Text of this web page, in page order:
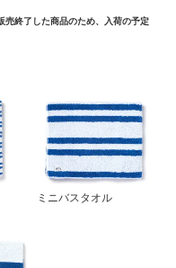
売終了した商品のため、入荷の予定
ミニバスタオル